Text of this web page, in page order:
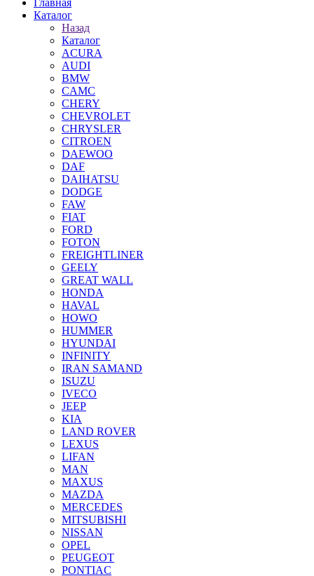
Главная
Каталог
Назад
Каталог
ACURA
AUDI
BMW
CAMC
CHERY
CHEVROLET
CHRYSLER
CITROEN
DAEWOO
DAF
DAIHATSU
DODGE
FAW
FIAT
FORD
FOTON
FREIGHTLINER
GEELY
GREAT WALL
HONDA
HAVAL
HOWO
HUMMER
HYUNDAI
INFINITY
IRAN SAMAND
ISUZU
IVECO
JEEP
KIA
LAND ROVER
LEXUS
LIFAN
MAN
MAXUS
MAZDA
MERCEDES
MITSUBISHI
NISSAN
OPEL
PEUGEOT
PONTIAC